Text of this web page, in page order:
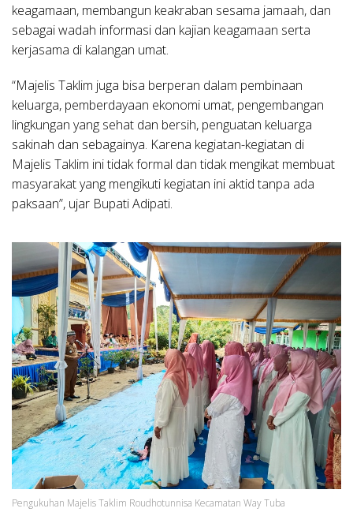
keagamaan, membangun keakraban sesama jamaah, dan
sebagai wadah informasi dan kajian keagamaan serta
kerjasama di kalangan umat.
“Majelis Taklim juga bisa berperan dalam pembinaan
keluarga, pemberdayaan ekonomi umat, pengembangan
lingkungan yang sehat dan bersih, penguatan keluarga
sakinah dan sebagainya. Karena kegiatan-kegiatan di
Majelis Taklim ini tidak formal dan tidak mengikat membuat
masyarakat yang mengikuti kegiatan ini aktid tanpa ada
paksaan”, ujar Bupati Adipati.
Pengukuhan Majelis Taklim Roudhotunnisa Kecamatan Way Tuba